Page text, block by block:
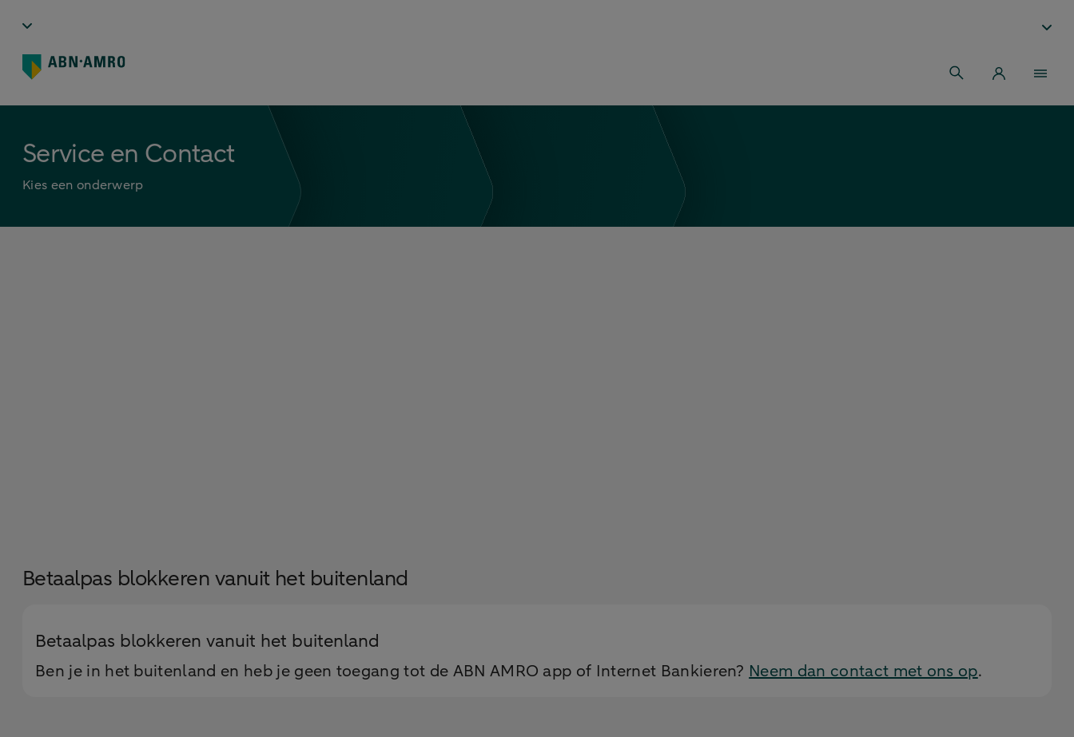
Service en Contact
Kies een onderwerp
Betaalpas blokkeren vanuit het buitenland
Betaalpas blokkeren vanuit het buitenland
Ben je in het buitenland en heb je geen toegang tot de ABN AMRO app of Internet Bankieren? Neem dan contact met ons op.